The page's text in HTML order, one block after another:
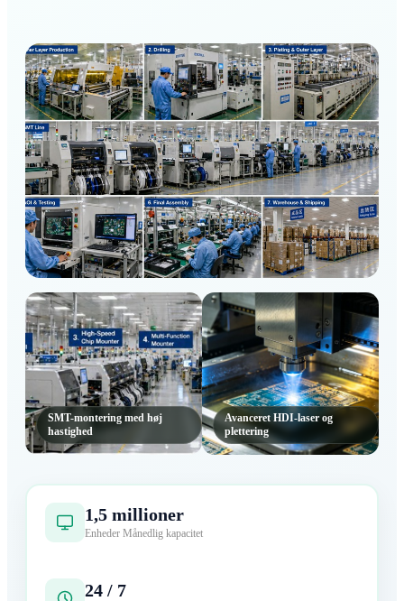
Vigtigste produktionscenter
SMT-montering med høj
hastighed
Avanceret HDI-laser og
plettering
1,5 millioner
Enheder Månedlig kapacitet
24 / 7